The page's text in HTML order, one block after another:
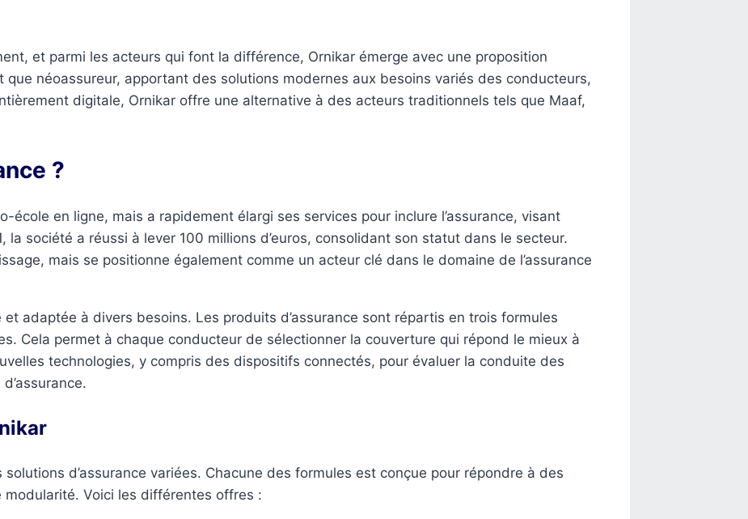
et parmi les acteurs qui font la différence, Ornikar émerge avec une proposition
que néoassureur, apportant des solutions modernes aux besoins variés des conducteurs,
digitale, Ornikar offre une alternative à des acteurs traditionnels tels que Maaf,
?
école en ligne, mais a rapidement élargi ses services pour inclure l’assurance, visant
la société a réussi à lever 100 millions d’euros, consolidant son statut dans le secteur.
mais se positionne également comme un acteur clé dans le domaine de l’assurance
adaptée à divers besoins. Les produits d’assurance sont répartis en trois formules
Cela permet à chaque conducteur de sélectionner la couverture qui répond le mieux à
technologies, y compris des dispositifs connectés, pour évaluer la conduite des
d’assurance variées. Chacune des formules est conçue pour répondre à des
Voici les différentes offres :